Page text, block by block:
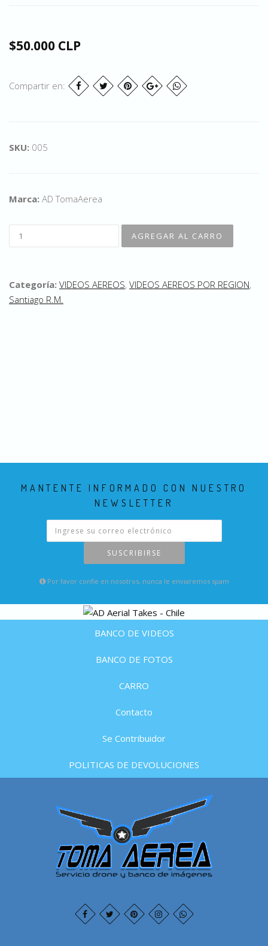
$50.000 CLP
Compartir en:
SKU: 005
Marca: AD TomaAerea
Categoría: VIDEOS AEREOS, VIDEOS AEREOS POR REGION,
Santiago R.M.
MANTENTE INFORMADO CON NUESTRO
NEWSLETTER
SUSCRIBIRSE
Por favor confie en nosotros, nunca le enviaremos spam
BANCO DE VIDEOS
BANCO DE FOTOS
CARRO
Contacto
Se Contribuidor
POLITICAS DE DEVOLUCIONES